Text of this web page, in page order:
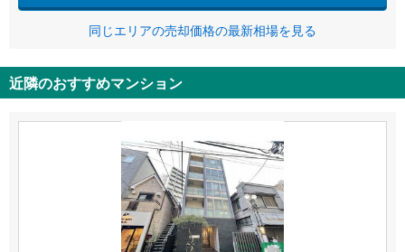
同じエリアの売却価格の最新相場を見る
近隣のおすすめマンション